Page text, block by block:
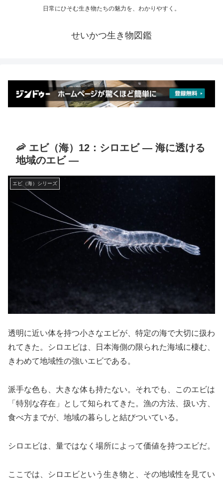
日常にひそむ生き物たちの魅力を、わかりやすく。
せいかつ生き物図鑑
🦐 エビ（海）12：シロエビ ― 海に透ける
地域のエビ ―
エビ（海）シリーズ
透明に近い体を持つ小さなエビが、特定の海で大切に扱わ
れてきた。シロエビは、日本海側の限られた海域に棲む、
きわめて地域性の強いエビである。
派手な色も、大きな体も持たない。それでも、このエビは
「特別な存在」として知られてきた。漁の方法、扱い方、
食べ方までが、地域の暮らしと結びついている。
シロエビは、量ではなく場所によって価値を持つエビだ。
ここでは、シロエビという生き物と、その地域性を見てい